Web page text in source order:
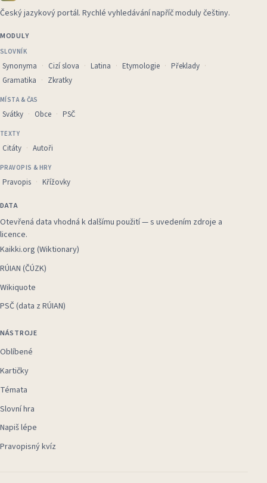
Český jazykový portál. Rychlé vyhledávání napříč moduly češtiny.
MODULY
SLOVNÍK
Synonyma Cizí slova Latina Etymologie
Překlady
Gramatika
Zkratky
MÍSTA & ČAS
Svátky Obce PSČ
TEXTY
Citáty Autoři
PRAVOPIS & HRY
Pravopis Křížovky
DATA
Otevřená data vhodná k dalšímu použití — s uvedením zdroje a
licence.
Kaikki.org (Wiktionary)
RÚIAN (ČÚZK)
Wikiquote
PSČ (data z RÚIAN)
NÁSTROJE
Oblíbené
Kartičky
Témata
Slovní hra
Napiš lépe
Pravopisný kvíz